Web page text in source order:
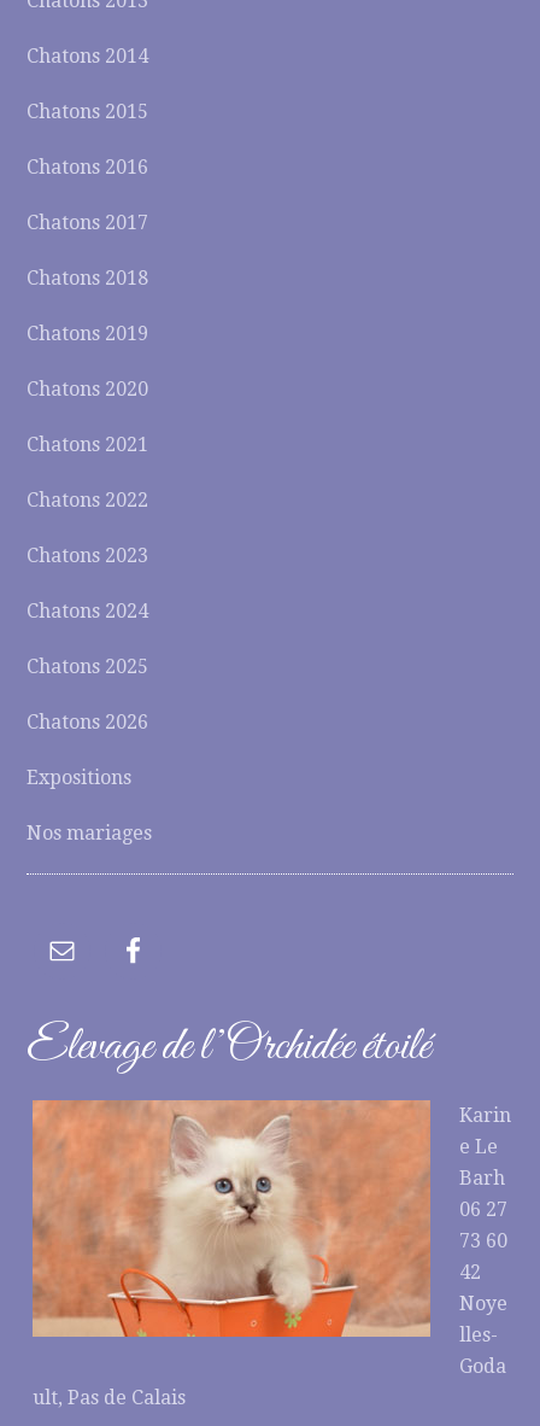
Chatons 2014
Chatons 2015
Chatons 2016
Chatons 2017
Chatons 2018
Chatons 2019
Chatons 2020
Chatons 2021
Chatons 2022
Chatons 2023
Chatons 2024
Chatons 2025
Chatons 2026
Expositions
Nos mariages
Elevage de l’Orchidée étoilé
Karin
e Le
Barh
06 27
73 60
42
Noye
lles-
Goda
ult, Pas de Calais